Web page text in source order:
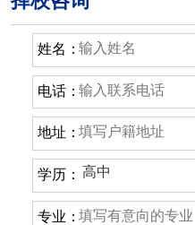
姓名：
电话：
地址：
学历：
专业：